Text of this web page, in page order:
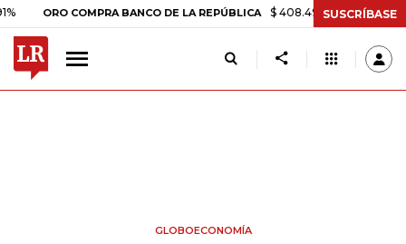
ORO COMPRA BANCO DE LA REPÚBLICA $ 408.498,97 +$ 8.753,81
SUSCRÍBASE
GLOBOECONOMÍA